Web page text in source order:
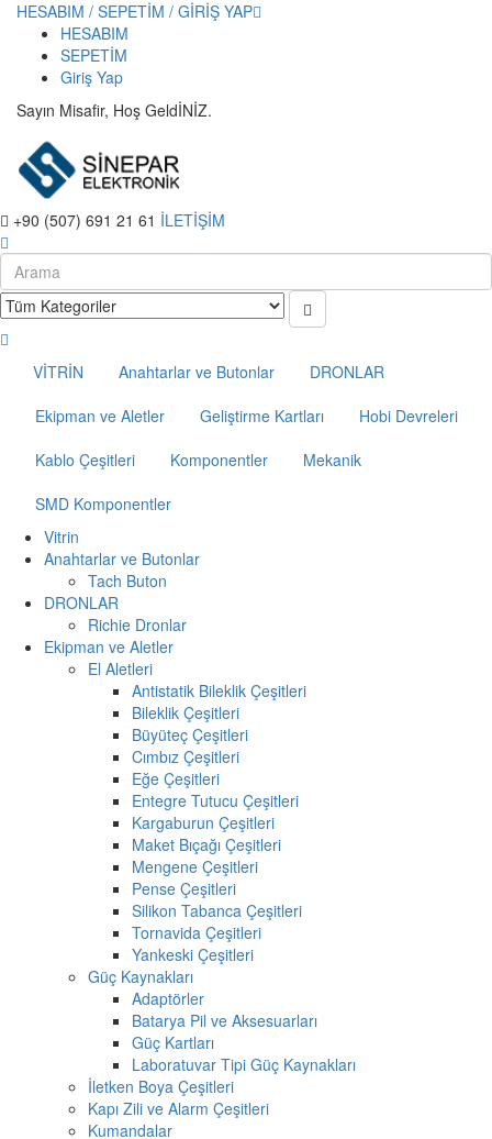
HESABIM / SEPETİM / GİRİŞ YAP
HESABIM
SEPETİM
Giriş Yap
Sayın Misafir, Hoş GeldİNİZ.
+90 (507) 691 21 61 İLETİŞİM
VİTRİN Anahtarlar ve Butonlar
DRONLAR
Ekipman ve Aletler
Geliştirme Kartları
Hobi Devreleri
Kablo Çeşitleri
Komponentler
Mekanik
SMD Komponentler
Vitrin
Anahtarlar ve Butonlar
Tach Buton
DRONLAR
Richie Dronlar
Ekipman ve Aletler
El Aletleri
Antistatik Bileklik Çeşitleri
Bileklik Çeşitleri
Büyüteç Çeşitleri
Cımbız Çeşitleri
Eğe Çeşitleri
Entegre Tutucu Çeşitleri
Kargaburun Çeşitleri
Maket Bıçağı Çeşitleri
Mengene Çeşitleri
Pense Çeşitleri
Silikon Tabanca Çeşitleri
Tornavida Çeşitleri
Yankeski Çeşitleri
Güç Kaynakları
Adaptörler
Batarya Pil ve Aksesuarları
Güç Kartları
Laboratuvar Tipi Güç Kaynakları
İletken Boya Çeşitleri
Kapı Zili ve Alarm Çeşitleri
Kumandalar